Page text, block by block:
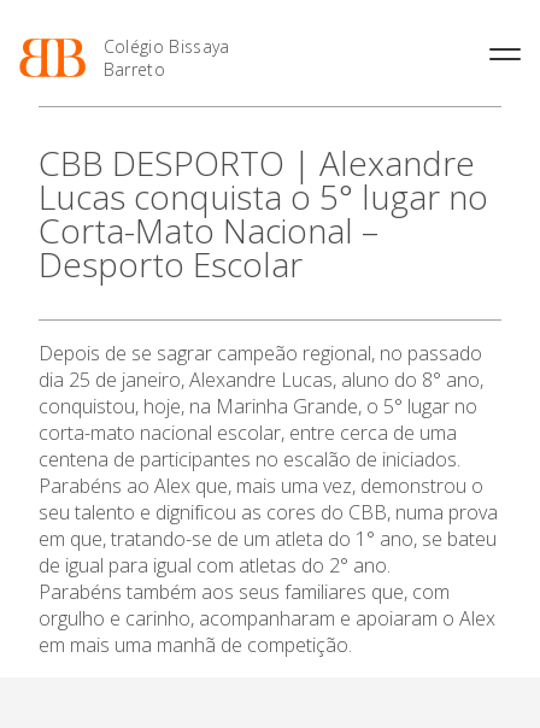
Colégio Bissaya
Barreto
O Colégio
Projeto Educativo
Organização
Colaboradores Docentes
Colaboradores Não
Ofertas de emprego
Regulamentos
Jornal “O Coreto”
Privacidade
Oferta Formativa
Enriquecimento Curricular
Oferta Curricular
Atividades Extracurriculares
Serviços
Letiva
Academia de LínguasEnsino Profissional
Profissionais
Matrículas
Horários e Manuais
Curso de Técnico de
Termalismo
Curso de Técnico/a de Apoio
à Família e à Comunidade
Ofertas de Emprego
Ano Letivo
2027
Calendários
Portal do Professor
Portal do Aluno/Encarregado
de Educação
SIGE
Secretariado de Exames
Admissão
Informações
APEE
CBB DESPORTO | Alexandre
Lucas conquista o 5° lugar no
Corta-Mato Nacional –
Desporto Escolar
Depois de se sagrar campeão regional, no passado
dia 25 de janeiro, Alexandre Lucas, aluno do 8° ano,
conquistou, hoje, na Marinha Grande, o 5° lugar no
corta-mato nacional escolar, entre cerca de uma
centena de participantes no escalão de iniciados.
Parabéns ao Alex que, mais uma vez, demonstrou o
seu talento e dignificou as cores do CBB, numa prova
em que, tratando-se de um atleta do 1° ano, se bateu
de igual para igual com atletas do 2° ano.
Parabéns também aos seus familiares que, com
orgulho e carinho, acompanharam e apoiaram o Alex
em mais uma manhã de competição.